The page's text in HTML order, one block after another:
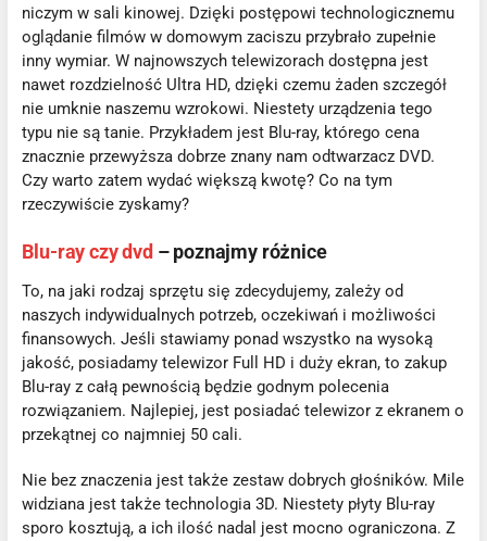
niczym w sali kinowej. Dzięki postępowi technologicznemu
oglądanie filmów w domowym zaciszu przybrało zupełnie
inny wymiar. W najnowszych telewizorach dostępna jest
nawet rozdzielność Ultra HD, dzięki czemu żaden szczegół
nie umknie naszemu wzrokowi. Niestety urządzenia tego
typu nie są tanie. Przykładem jest Blu-ray, którego cena
znacznie przewyższa dobrze znany nam odtwarzacz DVD.
Czy warto zatem wydać większą kwotę? Co na tym
rzeczywiście zyskamy?
Blu-ray czy dvd – poznajmy różnice
To, na jaki rodzaj sprzętu się zdecydujemy, zależy od
naszych indywidualnych potrzeb, oczekiwań i możliwości
finansowych. Jeśli stawiamy ponad wszystko na wysoką
jakość, posiadamy telewizor Full HD i duży ekran, to zakup
Blu-ray z całą pewnością będzie godnym polecenia
rozwiązaniem. Najlepiej, jest posiadać telewizor z ekranem o
przekątnej co najmniej 50 cali.
Nie bez znaczenia jest także zestaw dobrych głośników. Mile
widziana jest także technologia 3D. Niestety płyty Blu-ray
sporo kosztują, a ich ilość nadal jest mocno ograniczona. Z